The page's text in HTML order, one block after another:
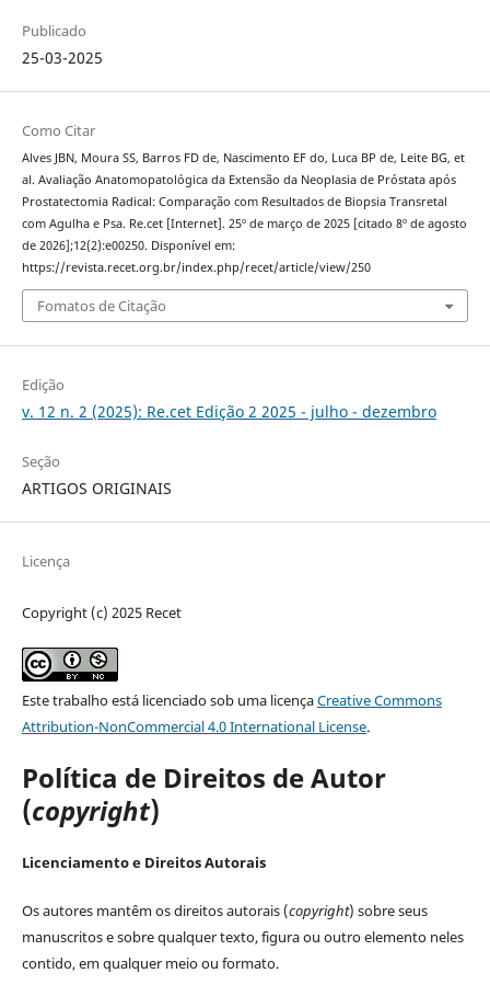
Publicado
25-03-2025
Como Citar
Alves JBN, Moura SS, Barros FD de, Nascimento EF do, Luca BP de, Leite BG, et
al. Avaliação Anatomopatológica da Extensão da Neoplasia de Próstata após
Prostatectomia Radical: Comparação com Resultados de Biopsia Transretal
com Agulha e Psa. Re.cet [Internet]. 25º de março de 2025 [citado 8º de agosto
de 2026];12(2):e00250. Disponível em:
https://revista.recet.org.br/index.php/recet/article/view/250
Fomatos de Citação
Edição
v. 12 n. 2 (2025): Re.cet Edição 2 2025 - julho - dezembro
Seção
ARTIGOS ORIGINAIS
Licença
Copyright (c) 2025 Recet
Este trabalho está licenciado sob uma licençaCreative Commons
Attribution-NonCommercial 4.0 International License.
Política de Direitos de Autor
(copyright)
Licenciamento e Direitos Autorais
Os autores mantêm os direitos autorais (copyright) sobre seus
manuscritos e sobre qualquer texto, figura ou outro elemento neles
contido, em qualquer meio ou formato.